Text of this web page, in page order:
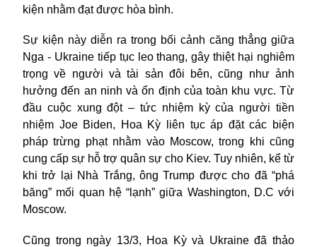
kiện nhằm đạt được hòa bình.
Sự kiện này diễn ra trong bối cảnh căng thẳng giữa
Nga - Ukraine tiếp tục leo thang, gây thiệt hại nghiêm
trọng về người và tài sản đôi bên, cũng như ảnh
hưởng đến an ninh và ổn định của toàn khu vực. Từ
đầu cuộc xung đột – tức nhiệm kỳ của người tiền
nhiệm Joe Biden, Hoa Kỳ liên tục áp đặt các biện
pháp trừng phạt nhằm vào Moscow, trong khi cũng
cung cấp sự hỗ trợ quân sự cho Kiev. Tuy nhiên, kể từ
khi trở lại Nhà Trắng, ông Trump được cho đã “phá
băng” mối quan hệ “lạnh” giữa Washington, D.C với
Moscow.
Cũng trong ngày 13/3, Hoa Kỳ và Ukraine đã thảo